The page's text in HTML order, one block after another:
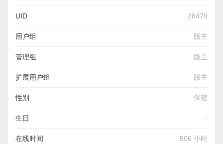
UID 28479
用户组 版主
管理组 版主
扩展用户组 版主
性别 保密
生日 -
在线时间 506 小时